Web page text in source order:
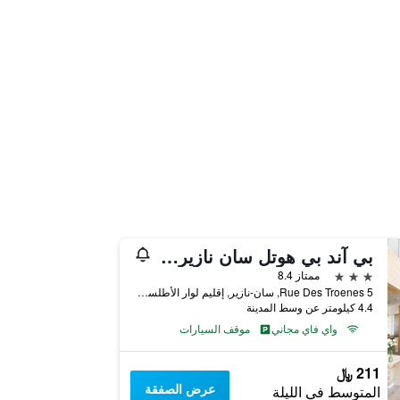
بي آند بي هوتل سان نازير بورنيشيت
3 نجوم
ممتاز 8.4
5 Rue Des Troenes, سان-نازير, إقليم لوار الأطلسية, فرنسا
4.4 كيلومتر عن وسط المدينة
واي فاي مجاني
موقف السيارات
211 ﷼
المتوسط في الليلة عرض الصفقة